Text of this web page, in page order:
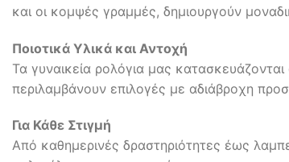
και οι κομψές γραμμές, δημιουργούν
Ποιοτικά Υλικά και Αντοχή
Τα γυναικεία ρολόγια μας
περιλαμβάνουν επιλογές με αδιάβροχη
Για Κάθε Στιγμή
Από καθημερινές δραστηριότητες έως